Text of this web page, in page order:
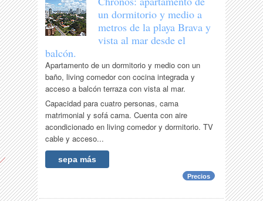
un dormitorio y medio a
metros de la playa Brava y
vista al mar desde el
balcón.
Apartamento de un dormitorio y medio con un
baño, living comedor con cocina integrada y
acceso a balcón terraza con vista al mar.
Capacidad para cuatro personas, cama
matrimonial y sofá cama. Cuenta con aire
acondicionado en living comedor y dormitorio. TV
cable y acceso...
sepa más
Precios